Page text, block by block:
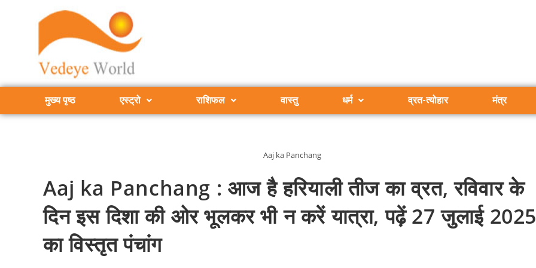
मुख्य पृष्ठ एस्ट्रो राशिफल वास्तु धर्म व्रत-त्योहार मंत्र
Aaj ka Panchang
Aaj ka Panchang : आज है हरियाली तीज का व्रत, रविवार के
दिन इस दिशा की ओर भूलकर भी न करें यात्रा, पढ़ें 27 जुलाई 2025
का विस्तृत पंचांग